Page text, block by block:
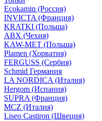
Ecokamin (Россия)
INVICTA (Франция)
KRATKI (Польша)
ABX (Чехия)
KAW-MET (Польша)
Plamen (Хорватия)
FERGUSS (Сербия)
Schmid Германия
LA NORDICA (Италия)
Hergom (Испания)
SUPRA (Франция)
MCZ (Италия)
Liseo Castiron (Швеция)